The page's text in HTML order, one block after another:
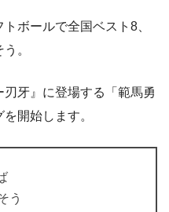
ボールで全国ベスト8、
。
牙』に登場する「範馬勇
開始します。
う